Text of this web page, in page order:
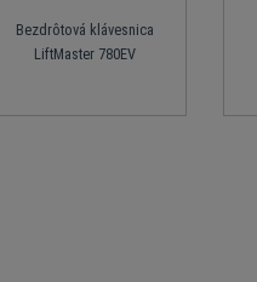
Bezdrôtová klávesnica
LiftMaster 780EV